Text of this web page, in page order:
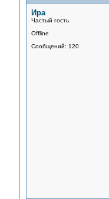
Ира
Частый гость
Offline
Сообщений: 120